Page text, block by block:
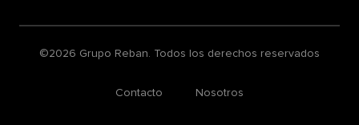
©2026 Grupo Reban. Todos los derechos reservados
Contacto Nosotros